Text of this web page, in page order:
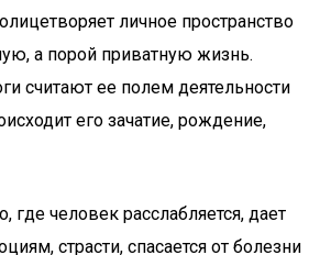
личное пространство
а порой приватную жизнь.
считают ее полем деятельности
его зачатие, рождение,
где человек расслабляется, дает
страсти, спасается от болезни